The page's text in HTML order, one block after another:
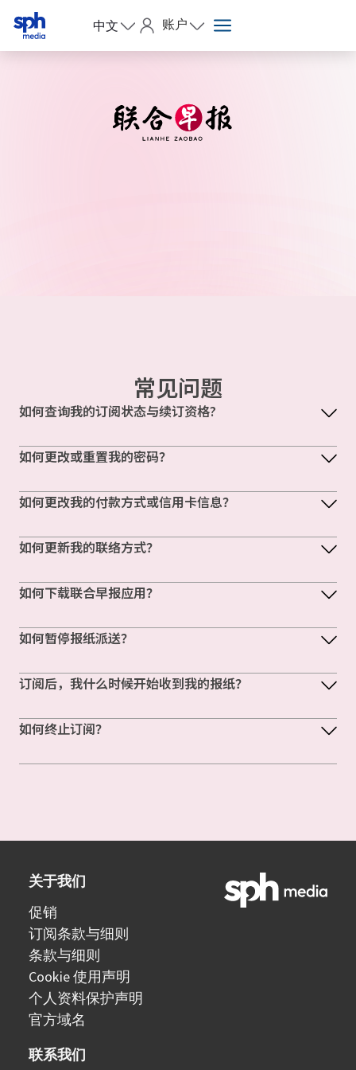
中文 账户
常见问题
如何查询我的订阅状态与续订资格?
如何更改或重置我的密码？
如何更改我的付款方式或信用卡信息？
如何更新我的联络方式？
如何下载联合早报应用？
如何暂停报纸派送？
订阅后，我什么时候开始收到我的报纸？
如何终止订阅？
关于我们
促销
订阅条款与细则
条款与细则
Cookie 使用声明
个人资料保护声明
官方域名
联系我们